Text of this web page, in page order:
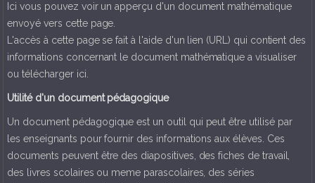
Ici vous pouvez voir un apperçu d'un document mathématique
envoyé vers cette page.
L'accès à cette page se fait à l'aide d'un lien (URL) qui contient des
informations concernant le document mathématique a visualiser
ou télécharger ici.
Utilité d'un document pédagogique
Un document pédagogique est un outil qui peut être utilisé par
les enseignants pour fournir des informations aux élèves. Ces
documents peuvent être des diapositives, des fiches de travail,
des livres scolaires ou meme parascolaires, des séries